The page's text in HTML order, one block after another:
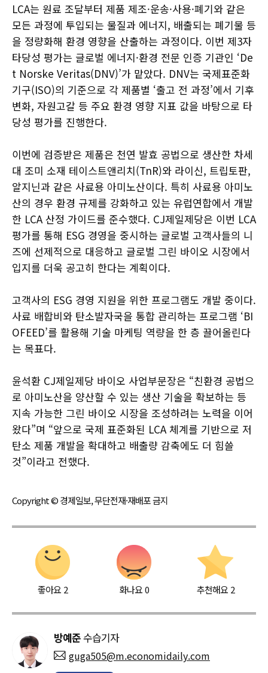
LCA는 원료 조달부터 제품 제조·운송·사용·폐기와 같은
모든 과정에 투입되는 물질과 에너지, 배출되는 폐기물 등
을 정량화해 환경 영향을 산출하는 과정이다. 이번 제3자
타당성 평가는 글로벌 에너지·환경 전문 인증 기관인 ‘De
t Norske Veritas(DNV)’가 맡았다. DNV는 국제표준화
기구(ISO)의 기준으로 각 제품별 ‘출고 전 과정’에서 기후
변화, 자원고갈 등 주요 환경 영향 지표 값을 바탕으로 타
당성 평가를 진행한다.
이번에 검증받은 제품은 천연 발효 공법으로 생산한 차세
대 조미 소재 테이스트앤리치(TnR)와 라이신, 트립토판,
알지닌과 같은 사료용 아미노산이다. 특히 사료용 아미노
산의 경우 환경 규제를 강화하고 있는 유럽연합에서 개발
한 LCA 산정 가이드를 준수했다. CJ제일제당은 이번 LCA
평가를 통해 ESG 경영을 중시하는 글로벌 고객사들의 니
즈에 선제적으로 대응하고 글로벌 그린 바이오 시장에서
입지를 더욱 공고히 한다는 계획이다.
고객사의 ESG 경영 지원을 위한 프로그램도 개발 중이다.
사료 배합비와 탄소발자국을 통합 관리하는 프로그램 ‘BI
OFEED’를 활용해 기술 마케팅 역량을 한 층 끌어올린다
는 목표다.
윤석환 CJ제일제당 바이오 사업부문장은 “친환경 공법으
로 아미노산을 양산할 수 있는 생산 기술을 확보하는 등
지속 가능한 그린 바이오 시장을 조성하려는 노력을 이어
왔다”며 “앞으로 국제 표준화된 LCA 체계를 기반으로 저
탄소 제품 개발을 확대하고 배출량 감축에도 더 힘쓸
것”이라고 전했다.
Copyright © 경제일보, 무단전재·재배포 금지
좋아요 2 화나요0 추천해요 2
방예준수습기자
guga505@m.economidaily.com